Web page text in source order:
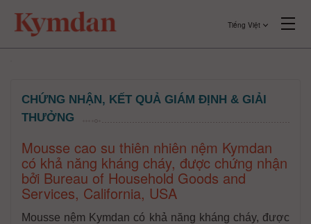
Tiếng Việt
CHỨNG NHẬN, KẾT QUẢ GIÁM ĐỊNH & GIẢI
THƯỞNG
Mousse cao su thiên nhiên nệm Kymdan
có khả năng kháng cháy, được chứng nhận
bởi Bureau of Household Goods and
Services, California, USA
Mousse nệm Kymdan có khả năng kháng cháy, được